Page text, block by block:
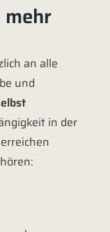
an alle
und
in der